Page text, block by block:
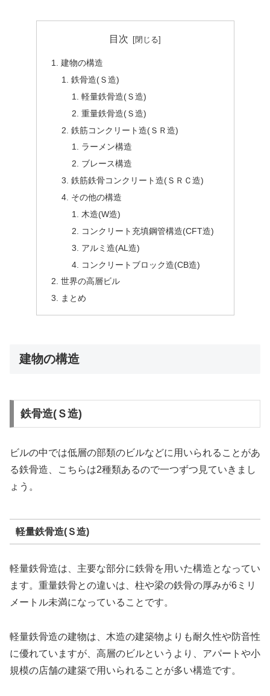
目次
建物の構造
鉄骨造(Ｓ造)
軽量鉄骨造(Ｓ造)
重量鉄骨造(Ｓ造)
鉄筋コンクリート造(ＳＲ造)
ラーメン構造
ブレース構造
鉄筋鉄骨コンクリート造(ＳＲＣ造)
その他の構造
木造(W造)
コンクリート充填鋼管構造(CFT造)
アルミ造(AL造)
コンクリートブロック造(CB造)
世界の高層ビル
まとめ
建物の構造
鉄骨造(Ｓ造)
ビルの中では低層の部類のビルなどに用いられることがあ
る鉄骨造、こちらは2種類あるので一つずつ見ていきまし
ょう。
軽量鉄骨造(Ｓ造)
軽量鉄骨造は、主要な部分に鉄骨を用いた構造となってい
ます。重量鉄骨との違いは、柱や梁の鉄骨の厚みが6ミリ
メートル未満になっていることです。
軽量鉄骨造の建物は、木造の建築物よりも耐久性や防音性
に優れていますが、高層のビルというより、アパートや小
規模の店舗の建築で用いられることが多い構造です。